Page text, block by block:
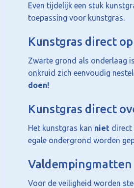
Even tijdelijk een stuk
toepassing voor kunstgras.
Kunstgras direct
Zwarte grond als onderlaag
onkruid zich eenvoudig
doen!
Kunstgras direct
Het kunstgras kan niet direct
egale ondergrond worden
Valdempingmatten
Voor de veiligheid worden